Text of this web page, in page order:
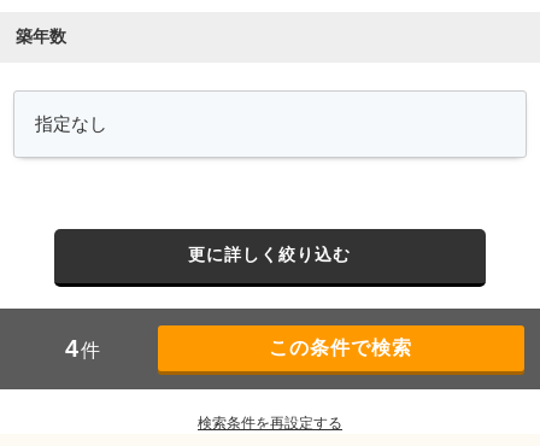
築年数
更に詳しく絞り込む
4件
検索条件を再設定する